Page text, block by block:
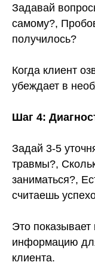
Задавай
самому?,
получилось?
Когда клиент
убеждает в
Шаг 4:
Задай 3-5
травмы?,
заниматься?,
считаешь
Это
информацию
клиента.